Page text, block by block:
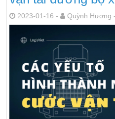
2023-01-16 - Quỳnh Hương -